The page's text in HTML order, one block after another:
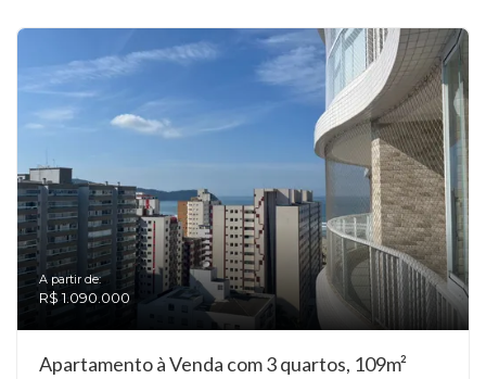
A partir de:
R$ 1.090.000
Apartamento à Venda com 3 quartos, 109m²